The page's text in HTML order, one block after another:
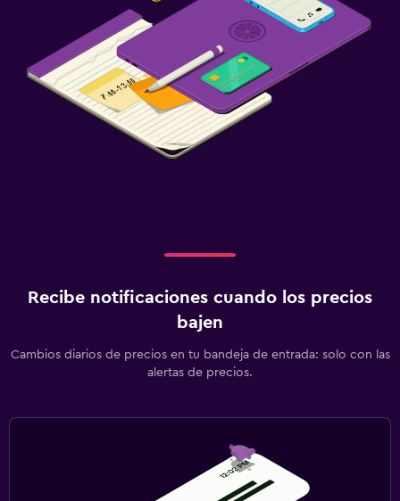
Recibe notificaciones cuando los precios
bajen
Cambios diarios de precios en tu bandeja de entrada: solo con las
alertas de precios.